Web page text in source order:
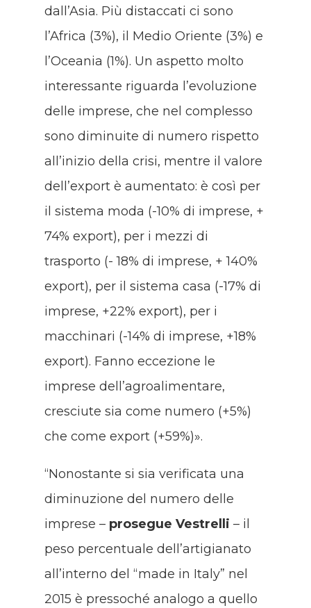
dall’Asia. Più distaccati ci sono
l’Africa (3%), il Medio Oriente (3%) e
l’Oceania (1%). Un aspetto molto
interessante riguarda l’evoluzione
delle imprese, che nel complesso
sono diminuite di numero rispetto
all’inizio della crisi, mentre il valore
dell’export è aumentato: è così per
il sistema moda (-10% di imprese, +
74% export), per i mezzi di
trasporto (- 18% di imprese, + 140%
export), per il sistema casa (-17% di
imprese, +22% export), per i
macchinari (-14% di imprese, +18%
export). Fanno eccezione le
imprese dell’agroalimentare,
cresciute sia come numero (+5%)
che come export (+59%)».
“Nonostante si sia verificata una
diminuzione del numero delle
imprese – prosegue Vestrelli – il
peso percentuale dell’artigianato
all’interno del “made in Italy” nel
2015 è pressoché analogo a quello